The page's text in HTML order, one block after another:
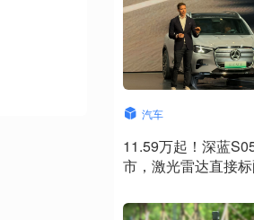
汽车
11.59万起！深蓝
市，激光雷达直接